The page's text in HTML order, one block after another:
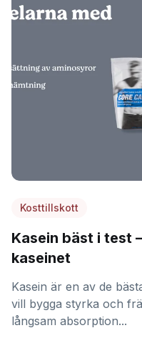
Kosttillskott
Kasein bäst i test
kaseinet
Kasein är en av de
vill bygga styrka och
långsam absorption...